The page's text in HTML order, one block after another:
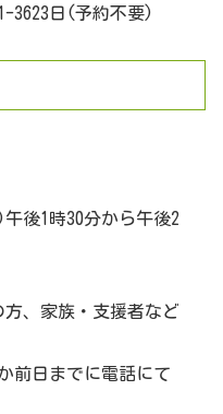
3623日(予約不要)
後1時30分から午後2
、家族・支援者など
前日までに電話にて